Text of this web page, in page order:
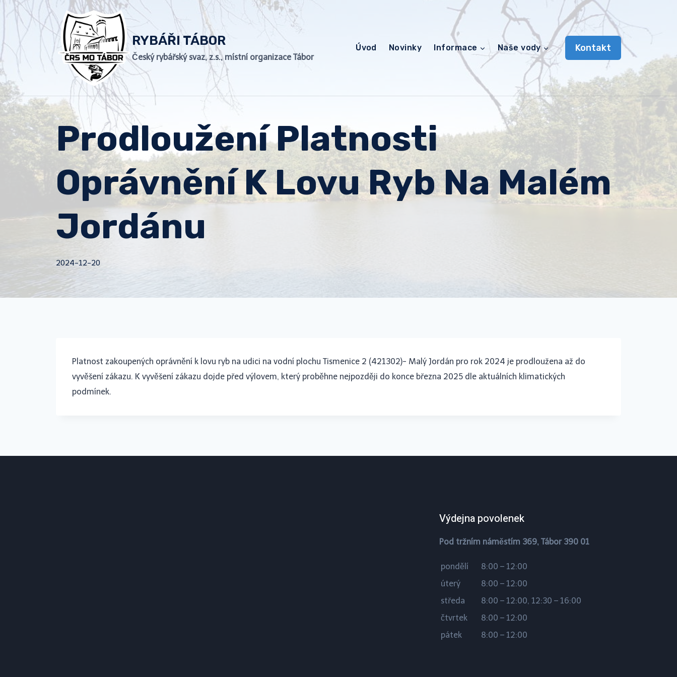
Přeskočit
obsah
RYBÁŘI TÁBOR
Český rybářský svaz, z.s., místní organizace Tábor
Úvod Novinky Informace Naše vody Kontakt
Prodloužení Platnosti
Oprávnění K Lovu Ryb Na Malém
Jordánu
2024-12-20
Platnost zakoupených oprávnění k lovu ryb na udici na vodní plochu Tismenice 2 (421302)- Malý Jordán pro rok 2024 je prodloužena až do
vyvěšení zákazu. K vyvěšení zákazu dojde před výlovem, který proběhne nejpozději do konce března 2025 dle aktuálních klimatických
podmínek.
Výdejna povolenek
Pod tržním náměstím 369, Tábor 390 01
pondělí
8:00 – 12:00
úterý
8:00 – 12:00
středa
8:00 – 12:00, 12:30 – 16:00
čtvrtek
8:00 – 12:00
pátek
8:00 – 12:00